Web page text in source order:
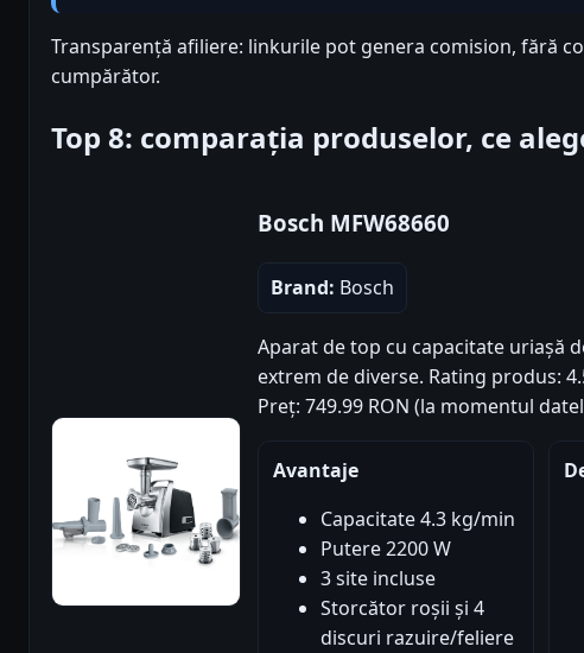
Transparență afiliere: linkurile pot genera comision, fără
cumpărător.
Top 8: comparația produselor, ce
Bosch MFW68660
Brand: Bosch
Aparat de top cu capacitate uriașă
extrem de diverse. Rating produs:
Preț: 749.99 RON (la momentul
Avantaje
Capacitate 4.3 kg/min
Putere 2200 W
3 site incluse
Storcător roșii și 4
discuri razuire/feliere